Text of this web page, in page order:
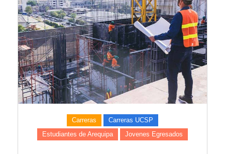
Carreras
Carreras UCSP
Estudiantes de Arequipa
Jovenes Egresados